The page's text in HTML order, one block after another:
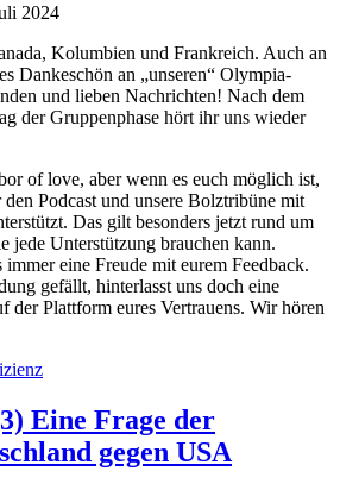
2024
Kolumbien und Frankreich. Auch an
Dankeschön an „unseren“ Olympia-
und lieben Nachrichten! Nach dem
der Gruppenphase hört ihr uns wieder
of love, aber wenn es euch möglich ist,
Podcast und unsere Bolztribüne mit
Das gilt besonders jetzt rund um
jede Unterstützung brauchen kann.
eine Freude mit eurem Feedback.
gefällt, hinterlasst uns doch eine
der Plattform eures Vertrauens. Wir hören
Eine Frage der
gegen USA